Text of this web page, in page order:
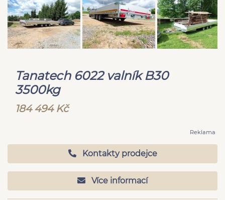
Tanatech 6022 valník B30
3500kg
184 494 Kč
Reklama
Kontakty prodejce
Více informací